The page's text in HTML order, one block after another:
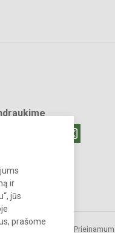
ir
jūs
prašome